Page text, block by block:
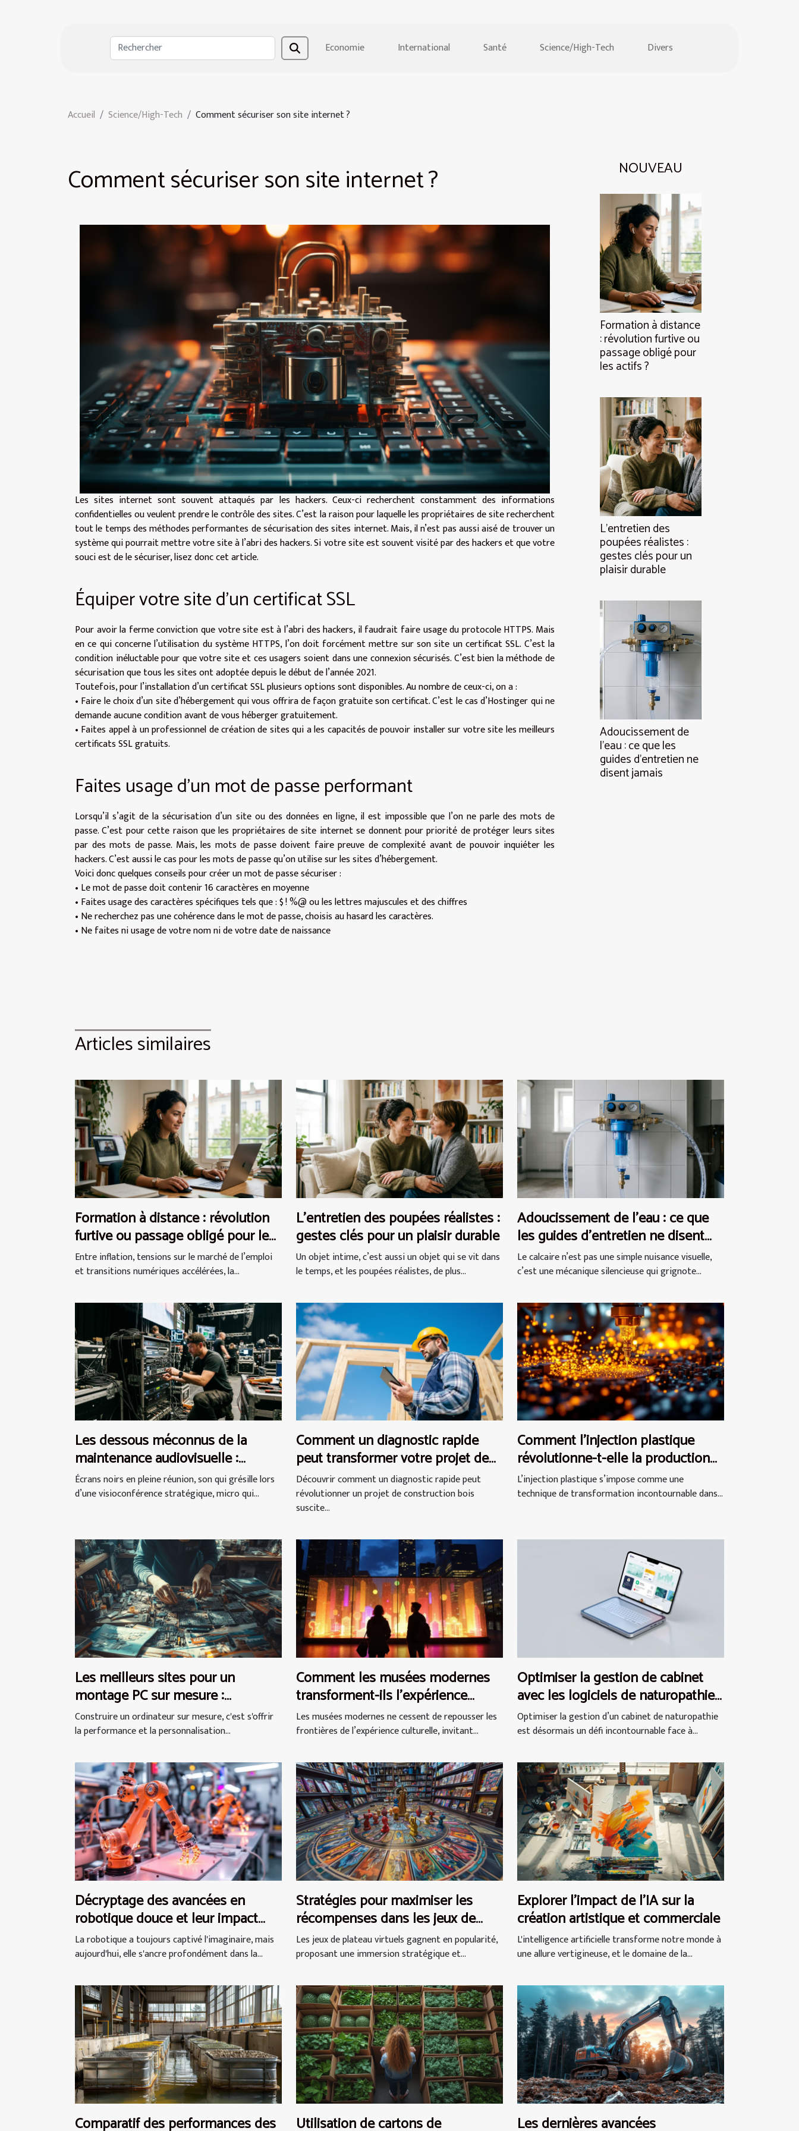
Economie International Santé Science/High-Tech Divers
Accueil Science/High-Tech Comment sécuriser son site internet ?
Comment sécuriser son site internet ?
Les sites internet sont souvent attaqués par les hackers. Ceux-ci recherchent constamment des informations
confidentielles ou veulent prendre le contrôle des sites. C’est la raison pour laquelle les propriétaires de site recherchent
tout le temps des méthodes performantes de sécurisation des sites internet. Mais, il n’est pas aussi aisé de trouver un
système qui pourrait mettre votre site à l’abri des hackers. Si votre site est souvent visité par des hackers et que votre
souci est de le sécuriser, lisez donc cet article.
Équiper votre site d’un certificat SSL
Pour avoir la ferme conviction que votre site est à l’abri des hackers, il faudrait faire usage du protocole HTTPS. Mais
en ce qui concerne l’utilisation du système HTTPS, l’on doit forcément mettre sur son site un certificat SSL. C’est la
condition inéluctable pour que votre site et ces usagers soient dans une connexion sécurisés. C’est bien la méthode de
sécurisation que tous les sites ont adoptée depuis le début de l’année 2021.
Toutefois, pour l’installation d’un certificat SSL plusieurs options sont disponibles. Au nombre de ceux-ci, on a :
• Faire le choix d’un site d’hébergement qui vous offrira de façon gratuite son certificat. C’est le cas d’Hostinger qui ne
demande aucune condition avant de vous héberger gratuitement.
• Faites appel à un professionnel de création de sites qui a les capacités de pouvoir installer sur votre site les meilleurs
certificats SSL gratuits.
Faites usage d’un mot de passe performant
Lorsqu’il s’agit de la sécurisation d’un site ou des données en ligne, il est impossible que l’on ne parle des mots de
passe. C’est pour cette raison que les propriétaires de site internet se donnent pour priorité de protéger leurs sites
par des mots de passe. Mais, les mots de passe doivent faire preuve de complexité avant de pouvoir inquiéter les
hackers. C’est aussi le cas pour les mots de passe qu’on utilise sur les sites d’hébergement.
Voici donc quelques conseils pour créer un mot de passe sécuriser :
• Le mot de passe doit contenir 16 caractères en moyenne
• Faites usage des caractères spécifiques tels que : $ ! %@ ou les lettres majuscules et des chiffres
• Ne recherchez pas une cohérence dans le mot de passe, choisis au hasard les caractères.
• Ne faites ni usage de votre nom ni de votre date de naissance
NOUVEAU
Formation à distance
: révolution furtive ou
passage obligé pour
les actifs ?
L’entretien des
poupées réalistes :
gestes clés pour un
plaisir durable
Adoucissement de
l’eau : ce que les
guides d’entretien ne
disent jamais
Articles similaires
Formation à distance : révolution
furtive ou passage obligé pour les
actifs ?
Entre inflation, tensions sur le marché de l’emploi
et transitions numériques accélérées, la...
L’entretien des poupées réalistes :
gestes clés pour un plaisir durable
Un objet intime, c’est aussi un objet qui se vit dans
le temps, et les poupées réalistes, de plus...
Adoucissement de l’eau : ce que
les guides d’entretien ne disent
jamais
Le calcaire n’est pas une simple nuisance visuelle,
c’est une mécanique silencieuse qui grignote...
Les dessous méconnus de la
maintenance audiovisuelle :
garanties, coûts et enjeux
Écrans noirs en pleine réunion, son qui grésille lors
d’une visioconférence stratégique, micro qui...
Comment un diagnostic rapide
peut transformer votre projet de
construction bois ?
Découvrir comment un diagnostic rapide peut
révolutionner un projet de construction bois
suscite...
Comment l'injection plastique
révolutionne-t-elle la production
industrielle ?
L’injection plastique s’impose comme une
technique de transformation incontournable dans...
Les meilleurs sites pour un
montage PC sur mesure :
découvrez nos recommandations
Construire un ordinateur sur mesure, c'est s'offrir
la performance et la personnalisation...
Comment les musées modernes
transforment-ils l'expérience
culturelle ?
Les musées modernes ne cessent de repousser les
frontières de l’expérience culturelle, invitant...
Optimiser la gestion de cabinet
avec les logiciels de naturopathie
modernes
Optimiser la gestion d’un cabinet de naturopathie
est désormais un défi incontournable face à...
Décryptage des avancées en
robotique douce et leur impact
futur
La robotique a toujours captivé l'imaginaire, mais
aujourd'hui, elle s'ancre profondément dans la...
Stratégies pour maximiser les
récompenses dans les jeux de
plateau virtuels
Les jeux de plateau virtuels gagnent en popularité,
proposant une immersion stratégique et...
Explorer l'impact de l'IA sur la
création artistique et commerciale
L'intelligence artificielle transforme notre monde à
une allure vertigineuse, et le domaine de la...
Comparatif des performances des Utilisation de cartons de Les dernières avancées